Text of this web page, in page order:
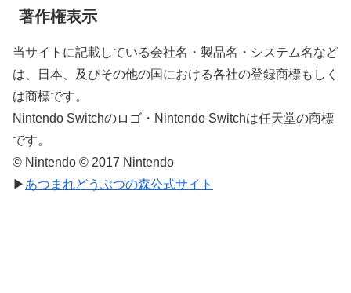
著作権表示
当サイトに記載している会社名・製品名・システム名など
は、日本、及びその他の国における各社の登録商標もしく
は商標です。
Nintendo Switchのロゴ・Nintendo Switchは任天堂の商標
です。
© Nintendo © 2017 Nintendo
▶ あつまれどうぶつの森公式サイト